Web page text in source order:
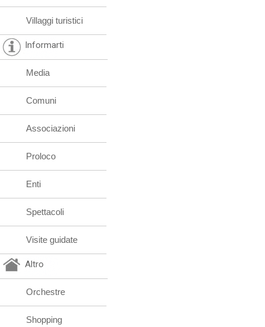
Villaggi turistici
Informarti
Media
Comuni
Associazioni
Proloco
Enti
Spettacoli
Visite guidate
Altro
Orchestre
Shopping